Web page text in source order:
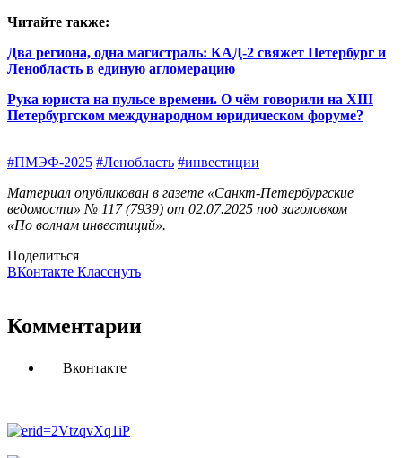
Читайте также:
Два региона, одна магистраль: КАД-2 свяжет Петербург и
Ленобласть в единую агломерацию
Рука юриста на пульсе времени. О чём говорили на XIII
Петербургском международном юридическом форуме?
#ПМЭФ-2025 #Ленобласть #инвестиции
Материал опубликован в газете «Санкт-Петербургские
ведомости» № 117 (7939) от 02.07.2025 под заголовком
«По волнам инвестиций».
Поделиться
ВКонтакте Класснуть
Комментарии
Вконтакте